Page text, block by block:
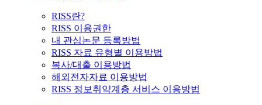
RISS란?
RISS 이용권한
내 관심논문 등록방법
RISS 자료 유형별 이용방법
복사/대출 이용방법
해외전자자료 이용방법
RISS 정보취약계층 서비스 이용방법